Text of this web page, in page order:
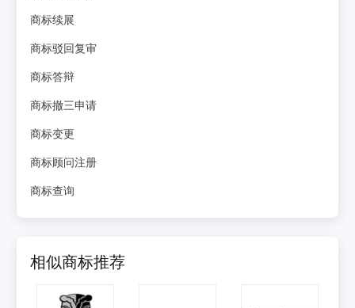
商标续展
商标驳回复审
商标答辩
商标撤三申请
商标变更
商标顾问注册
商标查询
相似商标推荐